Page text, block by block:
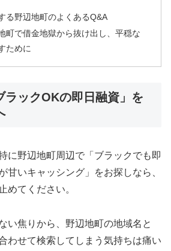
る野辺地町のよくあるQ&A
町で借金地獄から抜け出し、平穏な
ために
ラックOKの即日融資」を
に野辺地町周辺で「ブラックでも即
甘いキャッシング」をお探しなら、
めてください。
い焦りから、野辺地町の地域名と
わせて検索してしまう気持ちは痛い